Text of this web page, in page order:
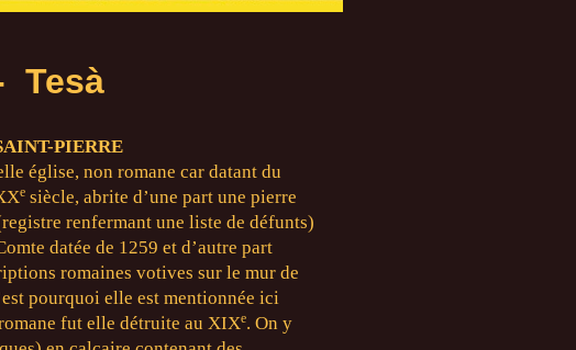
PIERRE
église, non romane car datant du
e siècle, abrite d’une part une pierre
renfermant une liste de défunts)
datée de 1259 et d’autre part
romaines votives sur le mur de
pourquoi elle est mentionnée ici
romane fut elle détruite au XIXe. On y